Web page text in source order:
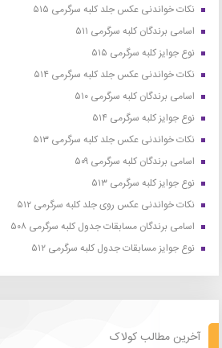
نکات خواندنی عکس جلد کلبه سرگرمی ۵۱۵
اسامی برندگان کلبه سرگرمی ۵۱۱
نوع جوایز کلبه سرگرمی ۵۱۵
نکات خواندنی عکس جلد کلبه سرگرمی ۵۱۴
اسامی برندگان کلبه سرگرمی ۵۱۰
نوع جوایز کلبه سرگرمی ۵۱۴
نکات خواندنی عکس جلد کلبه سرگرمی ۵۱۳
اسامی برندگان کلبه سرگرمی ۵۰۹
نوع جوایز کلبه سرگرمی ۵۱۳
نکات خواندنی عکس روی جلد کلبه سرگرمی ۵۱۲
اسامی برندگان مسابقات جدول کلبه سرگرمی ۵۰۸
نوع جوایز مسابقات جدول کلبه سرگرمی ۵۱۲
آخرین مطالب کولاک